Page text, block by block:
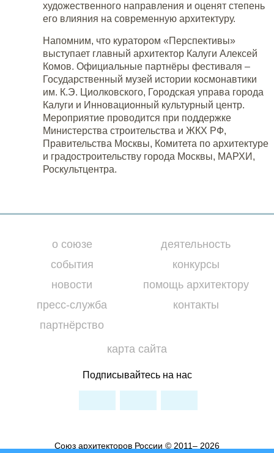
художественного направления и оценят степень
его влияния на современную архитектуру.
Напомним, что куратором «Перспективы»
выступает главный архитектор Калуги Алексей
Комов. Официальные партнёры фестиваля –
Государственный музей истории космонавтики
им. К.Э. Циолковского, Городская управа города
Калуги и Инновационный культурный центр.
Мероприятие проводится при поддержке
Министерства строительства и ЖКХ РФ,
Правительства Москвы, Комитета по архитектуре
и градостроительству города Москвы, МАРХИ,
Роскультцентра.
о союзе
события
новости
пресс-служба
партнёрство
деятельность
конкурсы
помощь архитектору
контакты
карта сайта
Подписывайтесь на нас
Союз архитекторов России © 2011– 2026